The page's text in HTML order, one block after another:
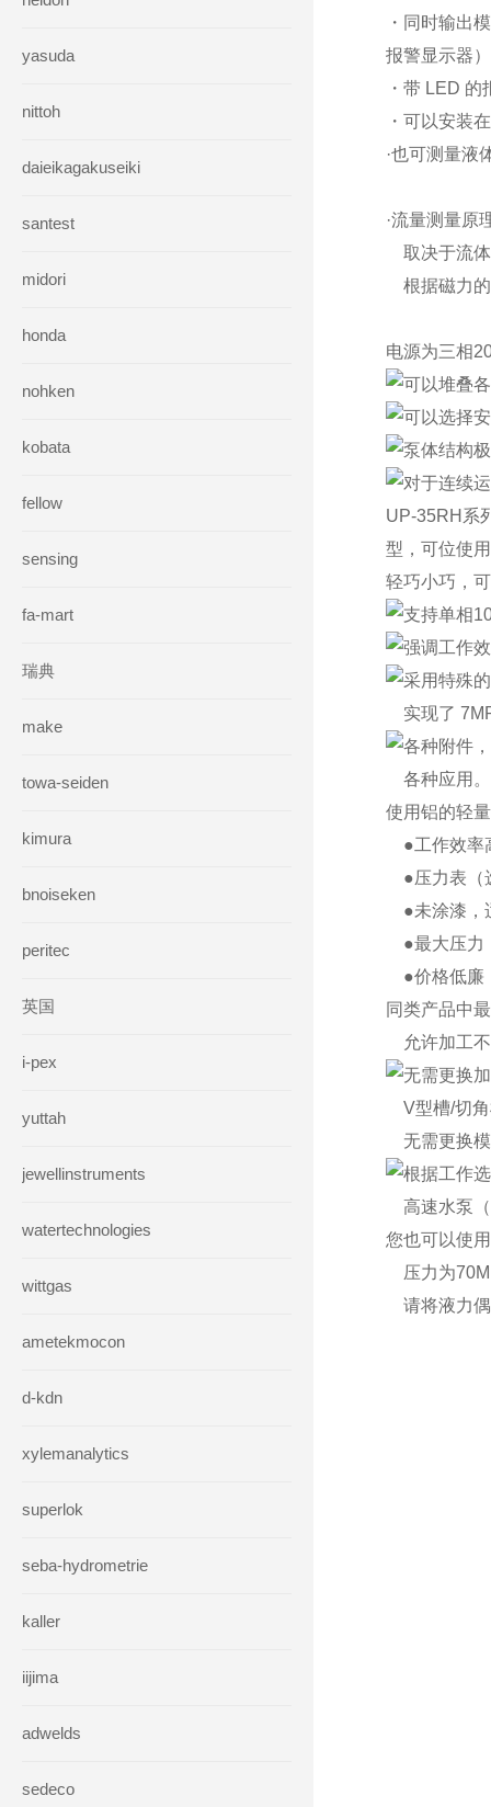
yasuda
nittoh
daieikagakuseiki
santest
midori
honda
nohken
kobata
fellow
sensing
fa-mart
瑞典
make
towa-seiden
kimura
bnoiseken
peritec
英国
i-pex
yuttah
jewellinstruments
watertechnologies
wittgas
ametekmocon
d-kdn
xylemanalytics
superlok
seba-hydrometrie
kaller
iijima
adwelds
sedeco
・同时输出
报警显示器）
・带 LED
・可以安装
·也可测量液
·流量测量原
取决于流体
根据磁力的
电源为三相
可以堆叠
可以选择
泵体结构
对于连续
UP-35RH系
型，可位使
轻巧小巧，
支持单相
强调工作
采用特殊
实现了
各种附件
各种应用。
使用铝的轻
●工作效率
●压力表（
●未涂漆，
●最大压力
●价格低廉
同类产品中
允许加工不
无需更换
V型槽/切角
无需更换
根据工作
高速水泵（
您也可以使
压力为
请将液力偶